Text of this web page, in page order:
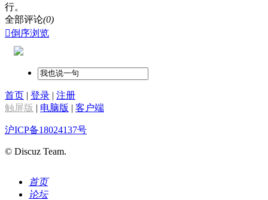
行。
全部评论(0)
倒序浏览
首页 | 登录 | 注册
触屏版 | 电脑版 | 客户端
沪ICP备18024137号
© Discuz Team.
首页
论坛